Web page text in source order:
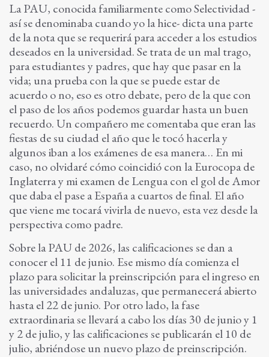
La PAU, conocida familiarmente como Selectividad -
así se denominaba cuando yo la hice- dicta una parte
de la nota que se requerirá para acceder a los estudios
deseados en la universidad. Se trata de un mal trago,
para estudiantes y padres, que hay que pasar en la
vida; una prueba con la que se puede estar de
acuerdo o no, eso es otro debate, pero de la que con
el paso de los años podemos guardar hasta un buen
recuerdo. Un compañero me comentaba que eran las
fiestas de su ciudad el año que le tocó hacerla y
algunos iban a los exámenes de esa manera… En mi
caso, no olvidaré cómo coincidió con la Eurocopa de
Inglaterra y mi examen de Lengua con el gol de Amor
que daba el pase a España a cuartos de final. El año
que viene me tocará vivirla de nuevo, esta vez desde la
perspectiva como padre.
Sobre la PAU de 2026, las calificaciones se dan a
conocer el 11 de junio. Ese mismo día comienza el
plazo para solicitar la preinscripción para el ingreso en
las universidades andaluzas, que permanecerá abierto
hasta el 22 de junio. Por otro lado, la fase
extraordinaria se llevará a cabo los días 30 de junio y 1
y 2 de julio, y las calificaciones se publicarán el 10 de
julio, abriéndose un nuevo plazo de preinscripción.